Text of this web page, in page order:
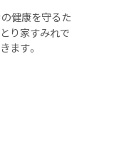
の健康を守るた
り家すみれで
ます。